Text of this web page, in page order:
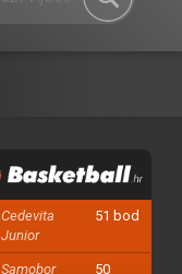
Cedevita
Junior
51 bod
Samobor
50